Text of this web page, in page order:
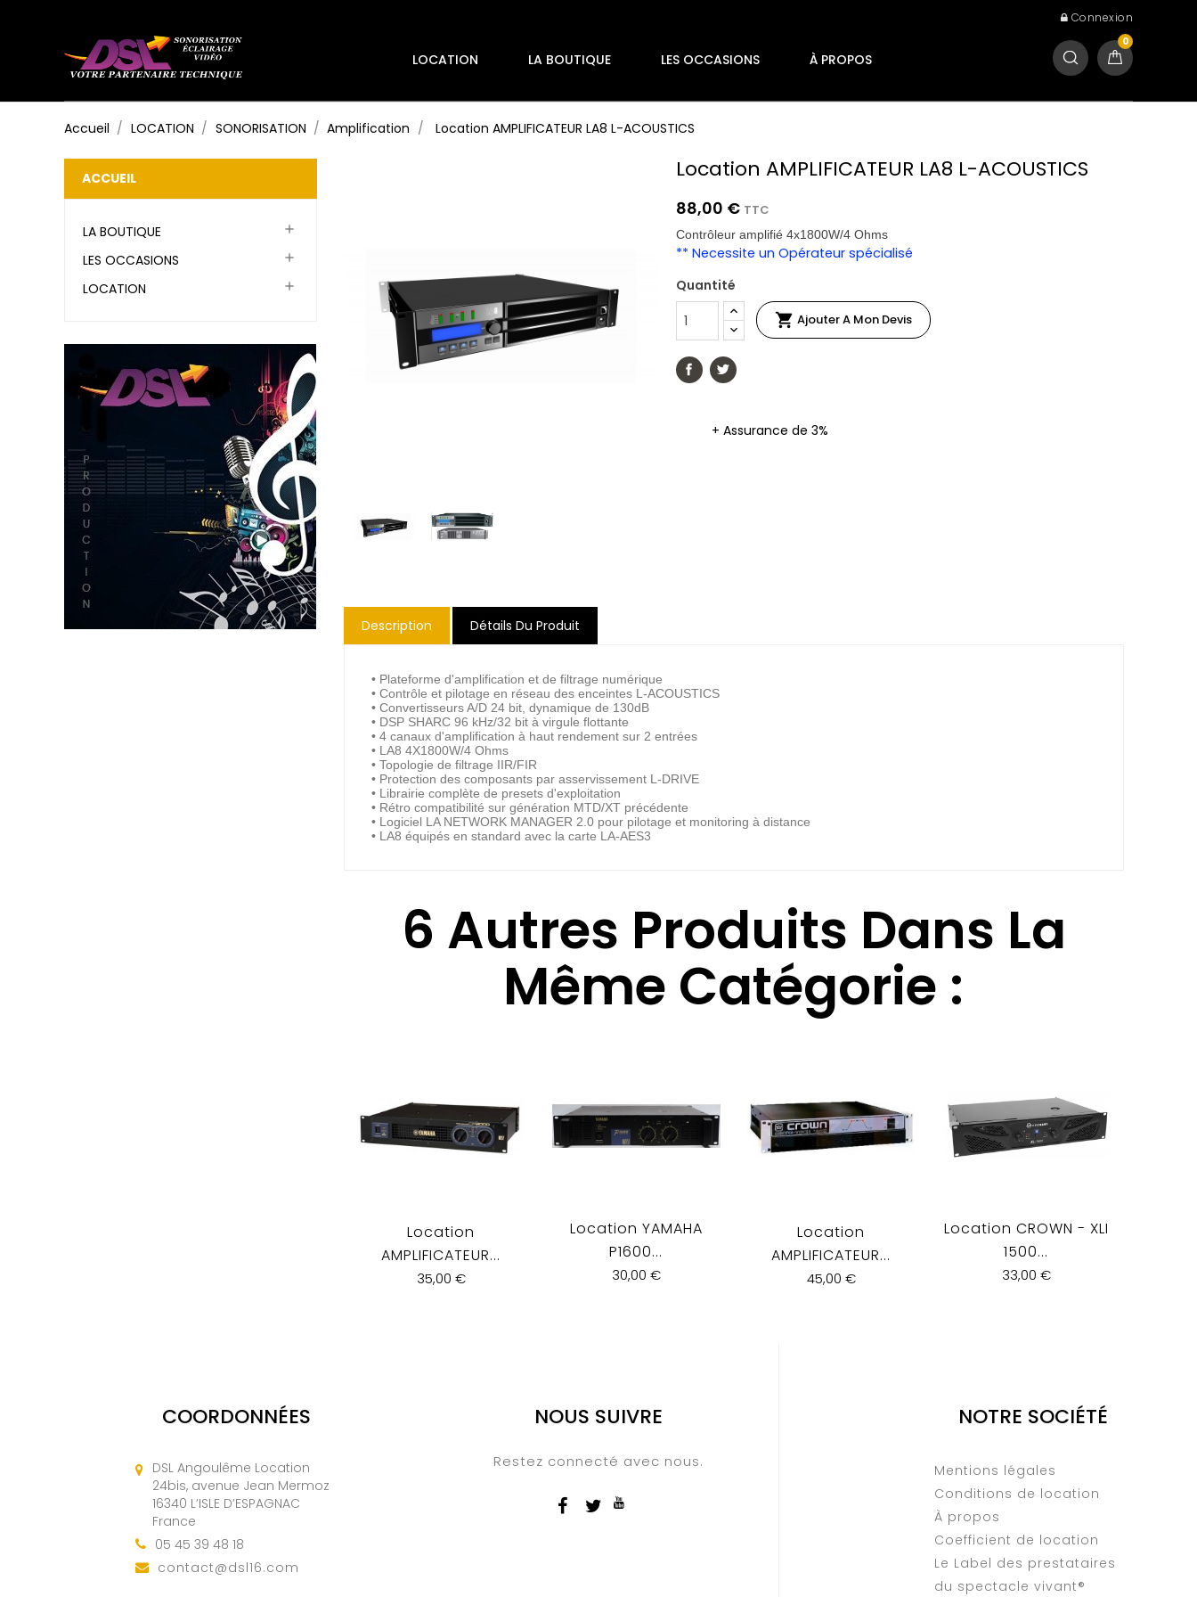
Connexion
0
LOCATION LA BOUTIQUE LES OCCASIONS À PROPOS
Accueil LOCATION SONORISATION Amplification Location AMPLIFICATEUR LA8 L-ACOUSTICS
Location AMPLIFICATEUR LA8 L-ACOUSTICS
88,00 € TTC
Contrôleur amplifié 4x1800W/4 Ohms
** Necessite un Opérateur spécialisé
Quantité
 Ajouter A Mon Devis
+ Assurance de 3%
Description Détails Du Produit
• Plateforme d'amplification et de filtrage numérique
• Contrôle et pilotage en réseau des enceintes L-ACOUSTICS
• Convertisseurs A/D 24 bit, dynamique de 130dB
• DSP SHARC 96 kHz/32 bit à virgule flottante
• 4 canaux d'amplification à haut rendement sur 2 entrées
• LA8 4X1800W/4 Ohms
• Topologie de filtrage IIR/FIR
• Protection des composants par asservissement L-DRIVE
• Librairie complète de presets d'exploitation
• Rétro compatibilité sur génération MTD/XT précédente
• Logiciel LA NETWORK MANAGER 2.0 pour pilotage et monitoring à distance
• LA8 équipés en standard avec la carte LA-AES3
6 Autres Produits Dans La
Même Catégorie :
Location
AMPLIFICATEUR...
35,00 €
Location YAMAHA
P1600...
30,00 €
Location
AMPLIFICATEUR...
45,00 €
Location CROWN - XLI
1500...
33,00 €
ACCUEIL
LA BOUTIQUE 
LES OCCASIONS 
LOCATION 
COORDONNÉES
DSL Angoulême Location
24bis, avenue Jean Mermoz
16340 L’ISLE D’ESPAGNAC
France
05 45 39 48 18
contact@dsl16.com
NOUS SUIVRE
Restez connecté avec nous.
NOTRE SOCIÉTÉ
Mentions légales
Conditions de location
À propos
Coefficient de location
Le Label des prestataires
du spectacle vivant®